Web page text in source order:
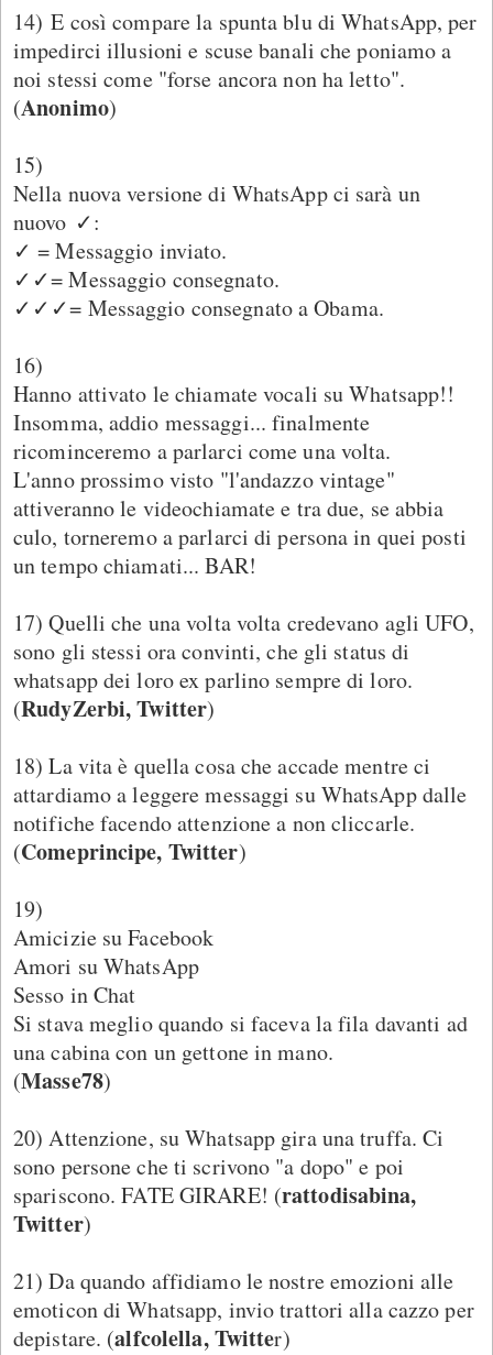
14) E così compare la spunta blu di WhatsApp, per
impedirci illusioni e scuse banali che poniamo a
noi stessi come "forse ancora non ha letto".
(Anonimo)
15)
Nella nuova versione di WhatsApp ci sarà un
nuovo ✓:
✓ = Messaggio inviato.
✓✓= Messaggio consegnato.
✓✓✓= Messaggio consegnato a Obama.
16)
Hanno attivato le chiamate vocali su Whatsapp!!
Insomma, addio messaggi... finalmente
ricominceremo a parlarci come una volta.
L'anno prossimo visto "l'andazzo vintage"
attiveranno le videochiamate e tra due, se abbia
culo, torneremo a parlarci di persona in quei posti
un tempo chiamati... BAR!
17) Quelli che una volta volta credevano agli UFO,
sono gli stessi ora convinti, che gli status di
whatsapp dei loro ex parlino sempre di loro.
(RudyZerbi, Twitter)
18) La vita è quella cosa che accade mentre ci
attardiamo a leggere messaggi su WhatsApp dalle
notifiche facendo attenzione a non cliccarle.
(Comeprincipe, Twitter)
19)
Amicizie su Facebook
Amori su WhatsApp
Sesso in Chat
Si stava meglio quando si faceva la fila davanti ad
una cabina con un gettone in mano.
(Masse78)
20) Attenzione, su Whatsapp gira una truffa. Ci
sono persone che ti scrivono "a dopo" e poi
spariscono. FATE GIRARE! (rattodisabina,
Twitter)
21) Da quando affidiamo le nostre emozioni alle
emoticon di Whatsapp, invio trattori alla cazzo per
depistare. (alfcolella, Twitter)